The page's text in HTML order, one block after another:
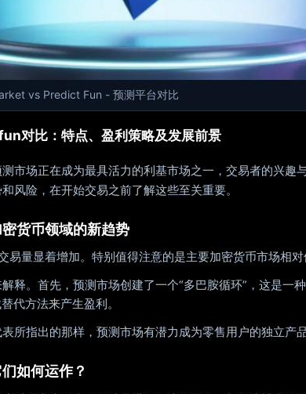
vs Predict Fun - 预测平台对比
对比：特点、盈利策略及发展前景
市场正在成为最具活力的利基市场之一，交易者的兴趣与
风险，在开始交易之前了解这些至关重要。
货币领域的新趋势
易量显着增加。特别值得注意的是主要加密货币市场相
释。首先，预测市场创建了一个“多巴胺循环”，这是
代方法来产生盈利。
所指出的那样，预测市场有潜力成为零售用户的独立产品
如何运作？